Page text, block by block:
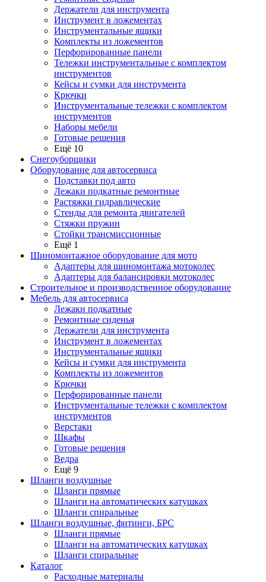
Держатели для инструмента
Инструмент в ложементах
Инструментальные ящики
Комплекты из ложементов
Перфорированные панели
Тележки инструментальные с комплектом
инструментов
Кейсы и сумки для инструмента
Крючки
Инструментальные тележки с комплектом
инструментов
Наборы мебели
Готовые решения
Ещё 10
Снегоуборщики
Оборудование для автосервиса
Подставки под авто
Лежаки подкатные ремонтные
Растяжки гидравлические
Стенды для ремонта двигателей
Стяжки пружин
Стойки трансмиссионные
Ещё 1
Шиномонтажное оборудование для мото
Адаптеры для шиномонтажа мотоколес
Адаптеры для балансировки мотоколес
Строительное и производственное оборудование
Мебель для автосервиса
Лежаки подкатные
Ремонтные сиденья
Держатели для инструмента
Инструмент в ложементах
Инструментальные ящики
Кейсы и сумки для инструмента
Комплекты из ложементов
Крючки
Перфорированные панели
Инструментальные тележки с комплектом
инструментов
Верстаки
Шкафы
Готовые решения
Ведра
Ещё 9
Шланги воздушные
Шланги прямые
Шланги на автоматических катушках
Шланги спиральные
Шланги воздушные, фитинги, БРС
Шланги прямые
Шланги на автоматических катушках
Шланги спиральные
Каталог
Расходные материалы